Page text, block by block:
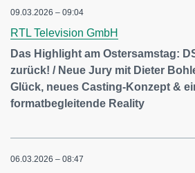
09.03.2026 – 09:04
RTL Television GmbH
Das Highlight am Ostersamstag:
zurück! / Neue Jury mit Dieter
Glück, neues Casting-Konzept &
formatbegleitende Reality
06.03.2026 – 08:47